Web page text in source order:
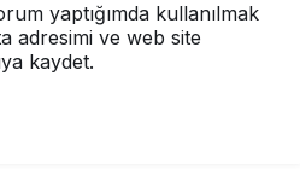
yaptığımda kullanılmak
adresimi ve web site
kaydet.